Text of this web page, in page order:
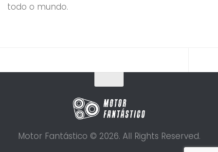
todo o mundo.
Motor Fantástico © 2026. All Rights Reserved.